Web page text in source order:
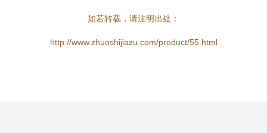
如若转载，请注明出处：
http://www.zhuoshijiazu.com/product/55.html